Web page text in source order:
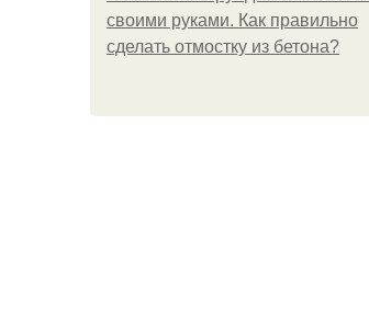
своими руками. Как правильно
сделать отмостку из бетона?